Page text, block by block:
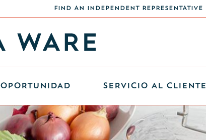
FIND AN INDEPENDENT REPRESENTATIVE
OPORTUNIDAD SERVICIO AL CLIENTE